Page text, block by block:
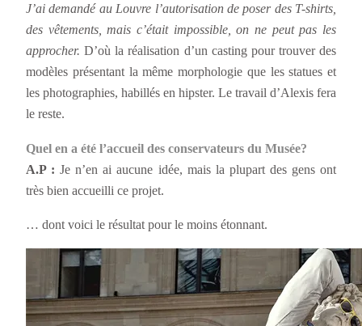
J’ai demandé au Louvre l’autorisation de poser des T-shirts,
des vêtements, mais c’était impossible, on ne peut pas les
approcher.D’où la réalisation d’un casting pour trouver des
modèles présentant la même morphologie que les statues et
les photographies, habillés en hipster. Le travail d’Alexis fera
le reste.
Quel en a été l’accueil des conservateurs du Musée?
A.P : Je n’en ai aucune idée, mais la plupart des gens ont
très bien accueilli ce projet.
… dont voici le résultat pour le moins étonnant.